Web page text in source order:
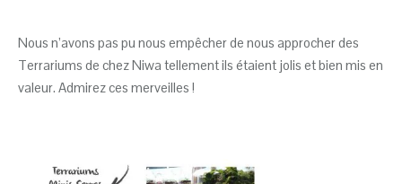
Nous n’avons pas pu nous empêcher de nous approcher des
Terrariums de chez Niwa tellement ils étaient jolis et bien mis en
valeur. Admirez ces merveilles !